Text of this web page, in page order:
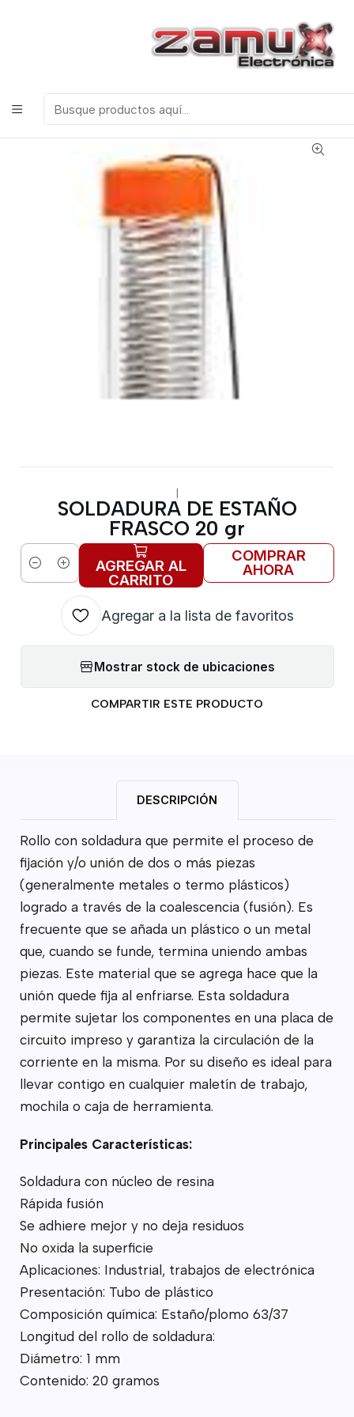
ELECTRONICOS, ROBOTICA & TECNOLOGIA
Productos
Herramientas
Herramientas de Soldadura
|
SOLDADURA DE ESTAÑO
FRASCO 20 gr
Cantidad AGREGAR AL
CARRITO
COMPRAR
AHORA
Agregar a la lista de favoritos
Mostrar stock de ubicaciones
COMPARTIR ESTE PRODUCTO
DESCRIPCIÓN
Rollo con soldadura que permite el proceso de
fijación y/o unión de dos o más piezas
(generalmente metales o termo plásticos)
logrado a través de la coalescencia (fusión). Es
frecuente que se añada un plástico o un metal
que, cuando se funde, termina uniendo ambas
piezas. Este material que se agrega hace que la
unión quede fija al enfriarse. Esta soldadura
permite sujetar los componentes en una placa de
circuito impreso y garantiza la circulación de la
corriente en la misma. Por su diseño es ideal para
llevar contigo en cualquier maletín de trabajo,
mochila o caja de herramienta.
Principales Características:
Soldadura con núcleo de resina
Rápida fusión
Se adhiere mejor y no deja residuos
No oxida la superficie
Aplicaciones: Industrial, trabajos de electrónica
Presentación: Tubo de plástico
Composición química: Estaño/plomo 63/37
Longitud del rollo de soldadura:
Diámetro: 1 mm
Contenido: 20 gramos